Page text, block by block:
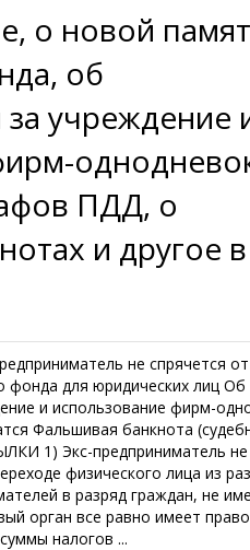
о новой
об
за учреждение
ПДД, о
и другое в
не спрячется от
фонда для юридических лиц Об
и использование фирм-
Фальшивая банкнота
1) Экс-предприниматель не
физического лица из
в разряд граждан, не
орган все равно имеет право
налогов ...